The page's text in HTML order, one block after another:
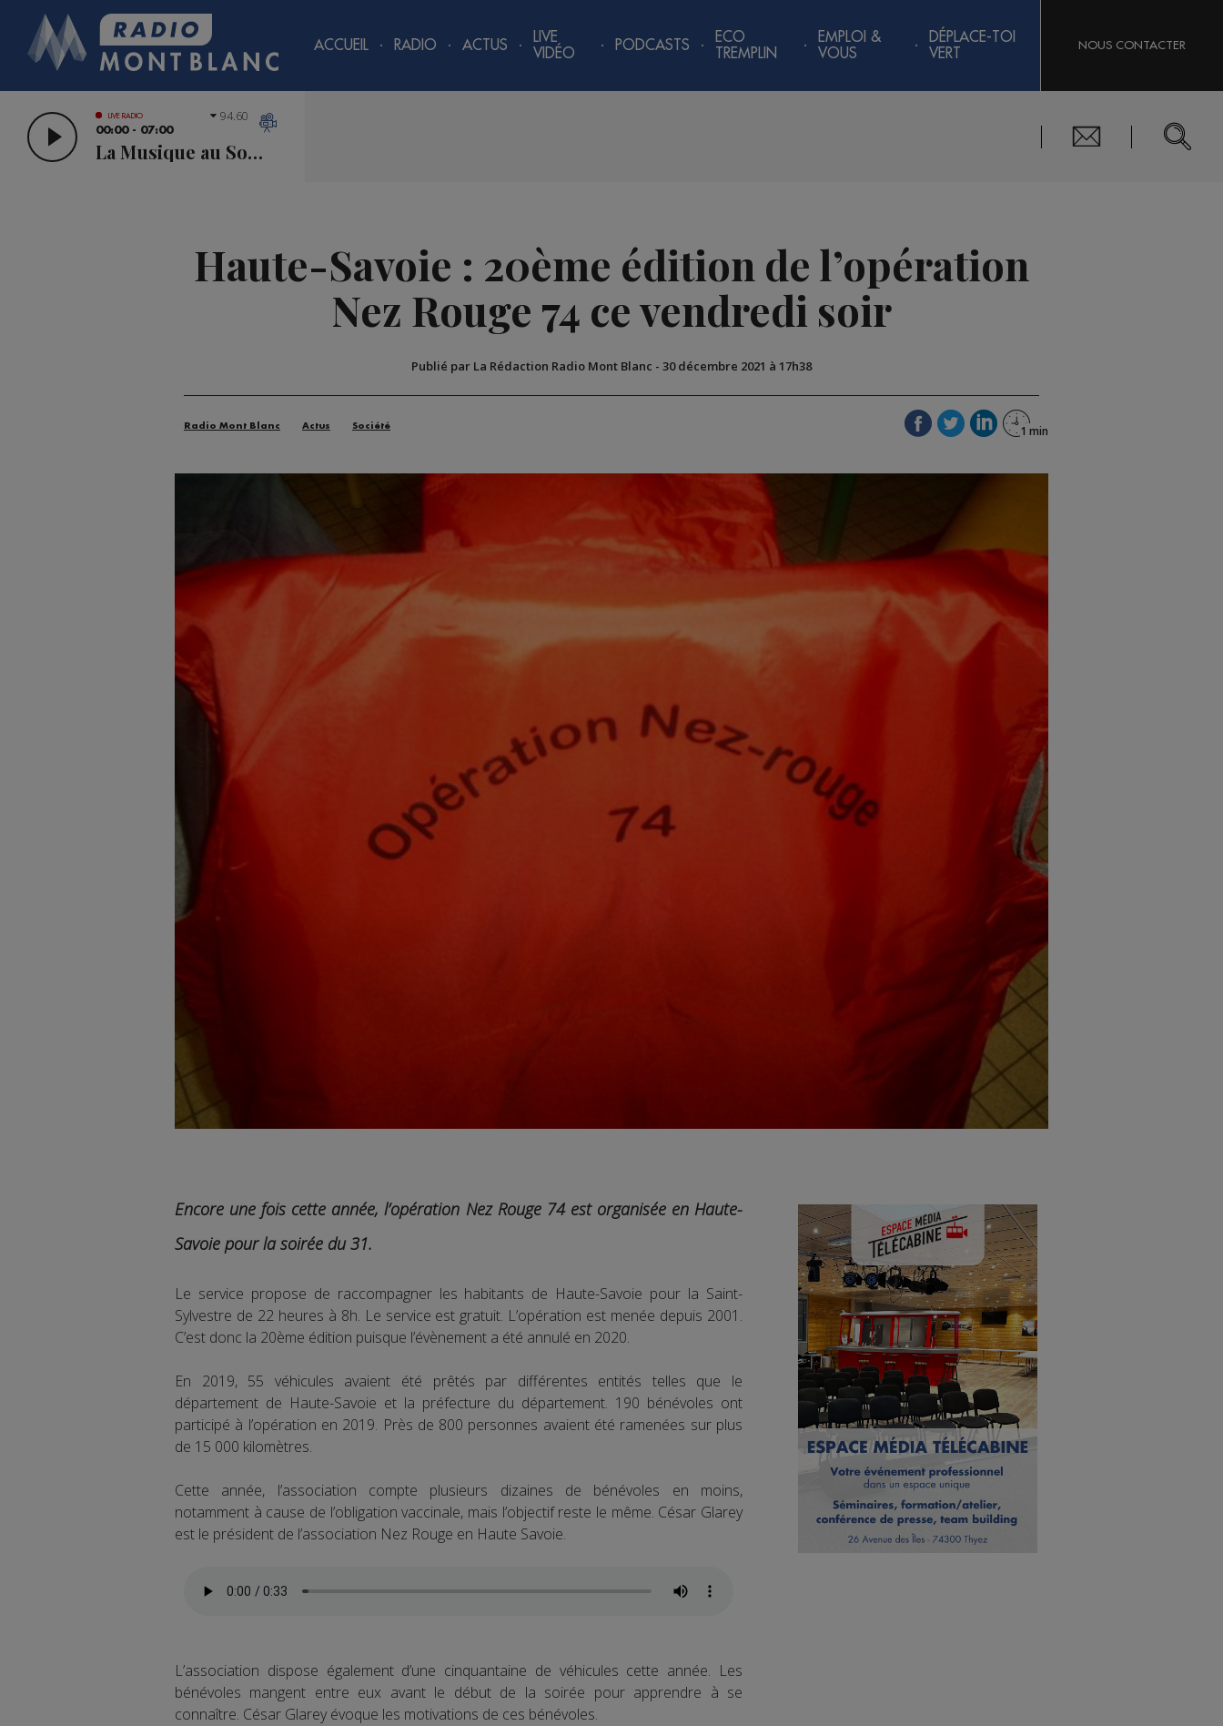
ACCUEIL RADIO ACTUS
LIVE
VIDÉO
PODCASTS
ECO
TREMPLIN
EMPLOI &
VOUS
DÉPLACE-TOI
VERT
NOUS CONTACTER
LIVE RADIO
00:00 - 07:00
La Musique au Sommet
94.60
Haute-Savoie : 20ème édition de l’opération
Nez Rouge 74 ce vendredi soir
Publié par La Rédaction Radio Mont Blanc - 30 décembre 2021 à 17h38
Radio Mont Blanc Actus Société
Encore une fois cette année, l’opération Nez Rouge 74 est organisée en Haute-
Savoie pour la soirée du 31.
Le service propose de raccompagner les habitants de Haute-Savoie pour la Saint-
Sylvestre de 22 heures à 8h. Le service est gratuit. L’opération est menée depuis 2001.
C’est donc la 20ème édition puisque l’évènement a été annulé en 2020.
En 2019, 55 véhicules avaient été prêtés par différentes entités telles que le
département de Haute-Savoie et la préfecture du département. 190 bénévoles ont
participé à l’opération en 2019. Près de 800 personnes avaient été ramenées sur plus
de 15 000 kilomètres.
Cette année, l’association compte plusieurs dizaines de bénévoles en moins,
notamment à cause de l’obligation vaccinale, mais l’objectif reste le même. César Glarey
est le président de l’association Nez Rouge en Haute Savoie.
L’association dispose également d’une cinquantaine de véhicules cette année. Les
bénévoles mangent entre eux avant le début de la soirée pour apprendre à se
connaître. César Glarey évoque les motivations de ces bénévoles.